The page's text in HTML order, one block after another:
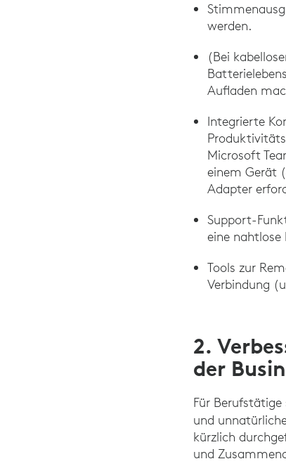
werden.
(Bei
Aufladen
Integrierte
Microsoft
einem Gerät
Adapter
Support-
eine
Tools zur
Verbindung
2.
der
Für
und
kürzlich
und